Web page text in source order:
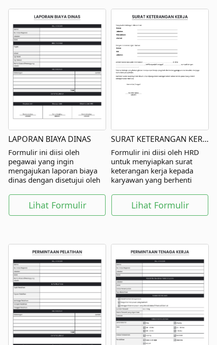
LAPORAN BIAYA DINAS
Formulir ini diisi oleh
pegawai yang ingin
mengajukan laporan biaya
dinas dengan disetujui oleh
lainnya.
Lihat Formulir
SURAT KETERANGAN KERJA
Formulir ini diisi oleh HRD
untuk menyiapkan surat
keterangan kerja kepada
karyawan yang berhenti
Lihat Formulir